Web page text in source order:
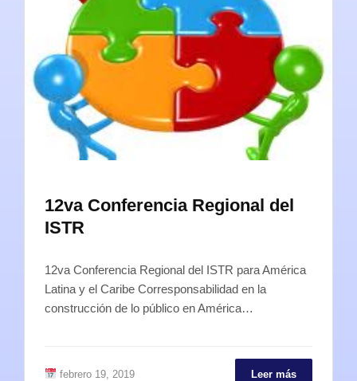
12va Conferencia Regional del
ISTR
12va Conferencia Regional del ISTR para América
Latina y el Caribe Corresponsabilidad en la
construcción de lo público en América…
febrero 19, 2019 Leer más